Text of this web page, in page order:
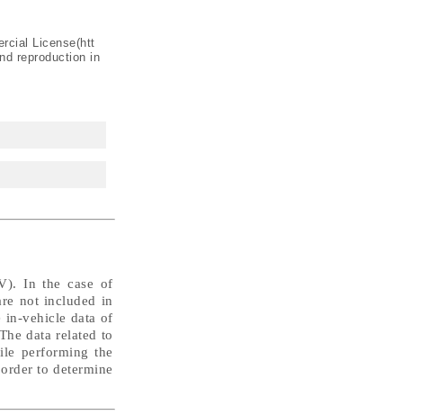
License(htt
reproduction in
In the case of
not included in
in-vehicle data of
data related to
performing the
to determine